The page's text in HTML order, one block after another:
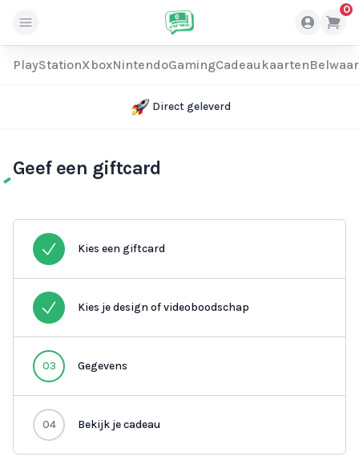
0
PlayStationXboxNintendoGamingCadeaukaarten
Direct geleverd
Geef een giftcard
Kies een giftcard
Kies je design of videoboodschap
03 Gegevens
04 Bekijk je cadeau